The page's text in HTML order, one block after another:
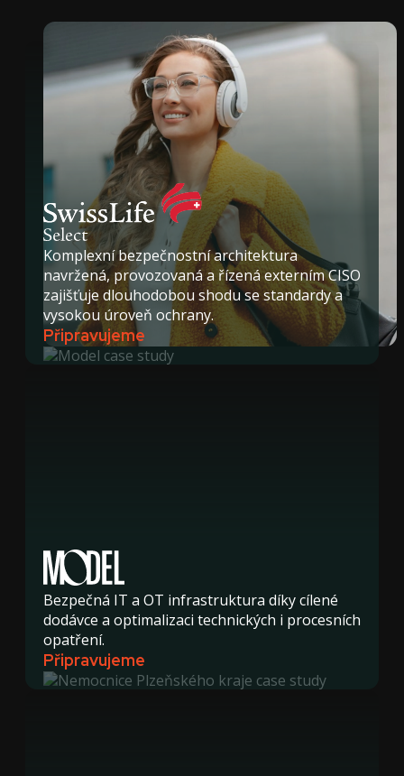
Připravujeme
Komplexní bezpečnostní architektura
navržená, provozovaná a řízená externím CISO
zajišťuje dlouhodobou shodu se standardy a
vysokou úroveň ochrany.
Připravujeme
Bezpečná IT a OT infrastruktura díky cílené
dodávce a optimalizaci technických i procesních
opatření.